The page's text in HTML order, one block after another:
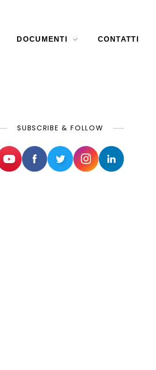
DOCUMENTI CONTATTI
SUBSCRIBE & FOLLOW